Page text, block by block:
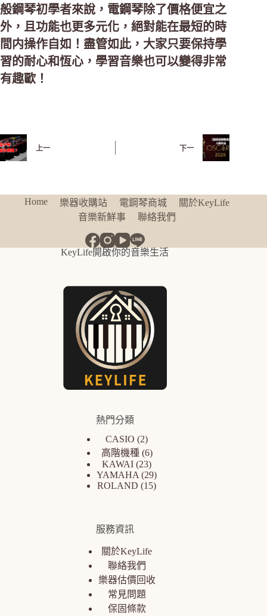
般鋼琴初學者來說，電鋼琴除了價格便宜之
外，且功能也更多元化，絕對能在最短的時
間内操作自如！盡管如此，大家只要保持學
習的耐心和恆心，學習音樂也可以變得非常
有趣歐！
上一 下一
Home 樂器收購站 電鋼琴商城
關於KeyLife
音樂新鮮事
聯絡我們
KeyLife開啟你的音樂生活
熱門分類
CASIO
2
高階機種 6
KAWAI 23
YAMAHA
29
ROLAND
15
服務資訊
關於KeyLife
聯絡我們
樂器估價回收
常見問題
保固條款